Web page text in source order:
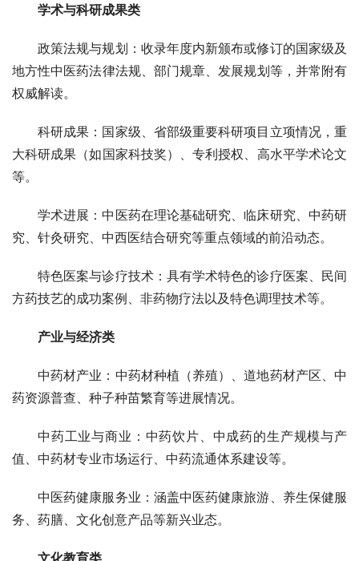
学术与科研成果类
政策法规与规划：收录年度内新颁布或修订的国家级及
地方性中医药法律法规、部门规章、发展规划等，并常附有
权威解读。
科研成果：国家级、省部级重要科研项目立项情况，重
大科研成果（如国家科技奖）、专利授权、高水平学术论文
等。
学术进展：中医药在理论基础研究、临床研究、中药研
究、针灸研究、中西医结合研究等重点领域的前沿动态。
特色医案与诊疗技术：具有学术特色的诊疗医案、民间
方药技艺的成功案例、非药物疗法以及特色调理技术等。
产业与经济类
中药材产业：中药材种植（养殖）、道地药材产区、中
药资源普查、种子种苗繁育等进展情况。
中药工业与商业：中药饮片、中成药的生产规模与产
值、中药材专业市场运行、中药流通体系建设等。
中医药健康服务业：涵盖中医药健康旅游、养生保健服
务、药膳、文化创意产品等新兴业态。